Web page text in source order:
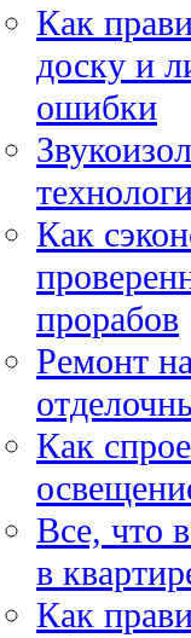
Как
доску и
ошибки
Как
прорабов
Ремонт
Как
Все, что
в
Как